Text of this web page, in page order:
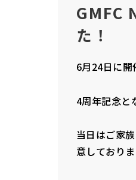
GMFC
た！
6月24日に
4周年記念と
当日はご家
意しておりま